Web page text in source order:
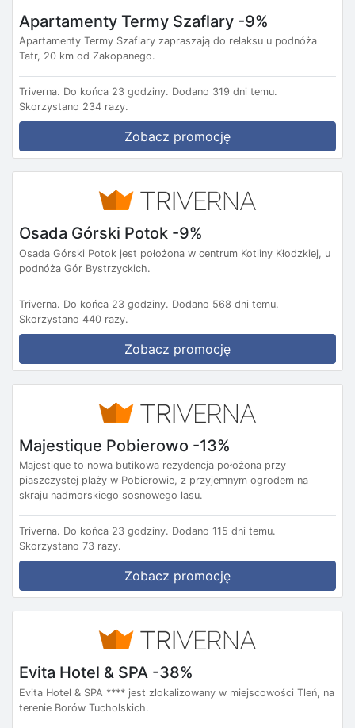
Apartamenty Termy Szaflary -9%
Apartamenty Termy Szaflary zapraszają do relaksu u podnóża
Tatr, 20 km od Zakopanego.
Triverna. Do końca 23 godziny. Dodano 319 dni temu.
Skorzystano 234 razy.
Zobacz promocję
Osada Górski Potok -9%
Osada Górski Potok jest położona w centrum Kotliny Kłodzkiej, u
podnóża Gór Bystrzyckich.
Triverna. Do końca 23 godziny. Dodano 568 dni temu.
Skorzystano 440 razy.
Zobacz promocję
Majestique Pobierowo -13%
Majestique to nowa butikowa rezydencja położona przy
piaszczystej plaży w Pobierowie, z przyjemnym ogrodem na
skraju nadmorskiego sosnowego lasu.
Triverna. Do końca 23 godziny. Dodano 115 dni temu.
Skorzystano 73 razy.
Zobacz promocję
Evita Hotel & SPA -38%
Evita Hotel & SPA **** jest zlokalizowany w miejscowości Tleń, na
terenie Borów Tucholskich.